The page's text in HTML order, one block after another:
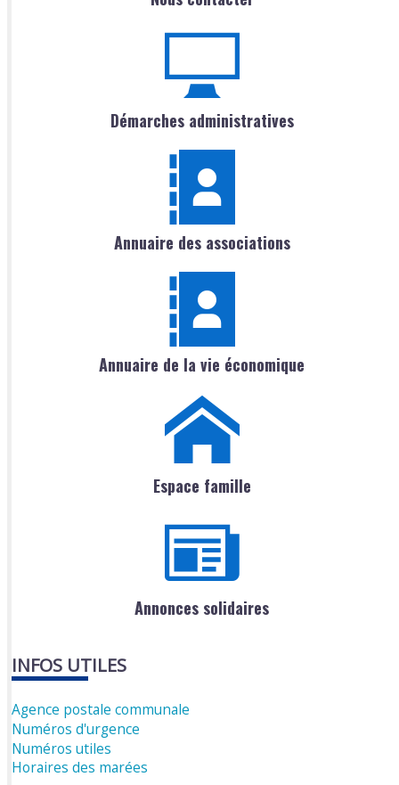
Démarches administratives
Annuaire des associations
Annuaire de la vie économique
Espace famille
Annonces solidaires
INFOS UTILES
Agence postale communale
Numéros d'urgence
Numéros utiles
Horaires des marées